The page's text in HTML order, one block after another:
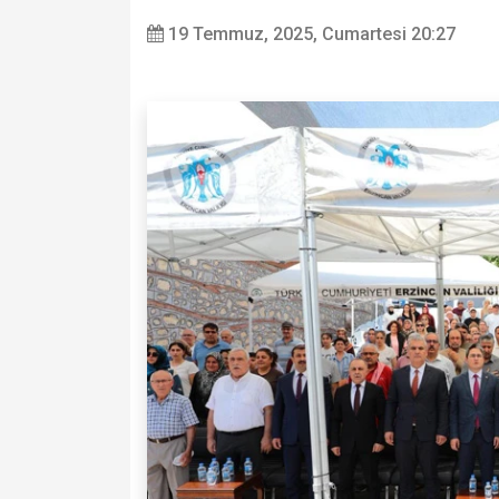
19 Temmuz, 2025, Cumartesi 20:27